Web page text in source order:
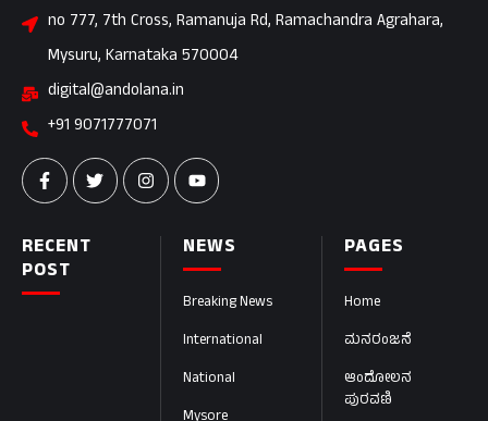
PAGES
Home
ಮನರಂಜನೆ
ಆಂದೋಲನ
ಪುರವಣಿ
NEWS
Breaking News
International
National
RECENT
POST
no 777, 7th Cross, Ramanuja Rd, Ramachandra Agrahara,
Mysuru, Karnataka 570004
digital@andolana.in
+91 9071777071